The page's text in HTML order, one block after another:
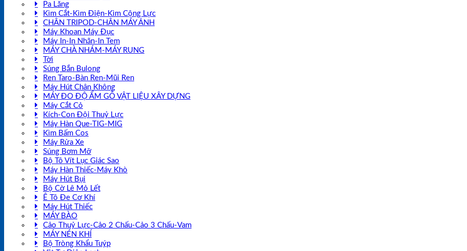
Pa Lăng
Kìm Cắt-Kìm Điện-Kìm Cộng Lực
CHÂN TRIPOD-CHÂN MÁY ẢNH
Máy Khoan Máy Đục
Máy In-In Nhãn-In Tem
MÁY CHÀ NHÁM-MÁY RUNG
Tời
Súng Bắn Bulong
Ren Taro-Bàn Ren-Mũi Ren
Máy Hút Chân Không
MÁY ĐO ĐỘ ẨM GỖ VẬT LIỆU XÂY DỰNG
Máy Cắt Cỏ
Kích-Con Đội Thuỷ Lực
Máy Hàn Que-TIG-MIG
Kìm Bấm Cos
Máy Rửa Xe
Súng Bơm Mỡ
Bộ Tô Vít Lục Giác Sao
Máy Hàn Thiếc-Máy Khò
Máy Hút Bụi
Bộ Cờ Lê Mỏ Lết
Ê Tô Đe Cơ Khí
Máy Hút Thiếc
MÁY BÀO
Cảo Thuỷ Lực-Cảo 2 Chấu-Cảo 3 Chấu-Vam
MÁY NÉN KHÍ
Bộ Tròng Khẩu Tuýp